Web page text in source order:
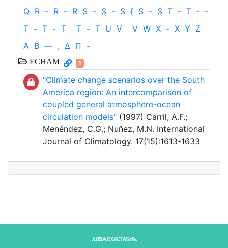
Q R - R - R S - S - S { S - S T - T ‐ -
T - T - T T - T U V V W X - X Y Z
Α Β — , Δ Π -
ECHAM 1
"Climate change scenarios over the South
America region: An intercomparison of
coupled general atmosphere-ocean
circulation models" (1997) Carril, A.F.;
Menéndez, C.G.; Nuñez, M.N. International
Journal of Climatology. 17(15):1613-1633